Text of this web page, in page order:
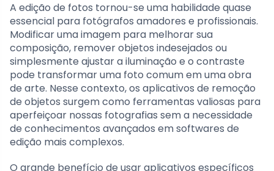
A edição de fotos tornou-se uma habilidade quase
essencial para fotógrafos amadores e profissionais.
Modificar uma imagem para melhorar sua
composição, remover objetos indesejados ou
simplesmente ajustar a iluminação e o contraste
pode transformar uma foto comum em uma obra
de arte. Nesse contexto, os aplicativos de remoção
de objetos surgem como ferramentas valiosas para
aperfeiçoar nossas fotografias sem a necessidade
de conhecimentos avançados em softwares de
edição mais complexos.
O grande benefício de usar aplicativos específicos